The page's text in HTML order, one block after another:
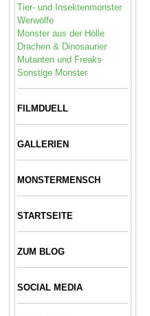
Tier- und Insektenmonster
Werwölfe
Monster aus der Hölle
Drachen & Dinosaurier
Mutanten und Freaks
Sonstige Monster
FILMDUELL
GALLERIEN
MONSTERMENSCH
STARTSEITE
ZUM BLOG
SOCIAL MEDIA